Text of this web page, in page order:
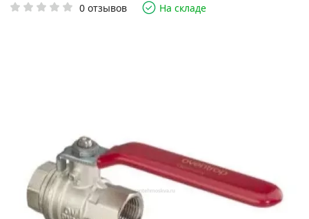
0 отзывов На складе